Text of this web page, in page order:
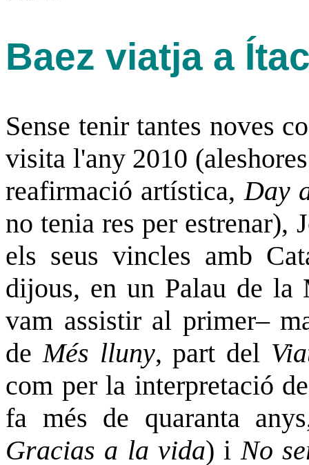
Baez viatja a
Sense tenir tantes noves
visita l'any 2010
reafirmació artística,Day
no tenia res per estrenar),
els seus vincles amb
dijous, en un Palau de la
vam assistir al primer–
deMés lluny, part del
com per la interpretació
fa més de quaranta
Gracias a la vida) iNo